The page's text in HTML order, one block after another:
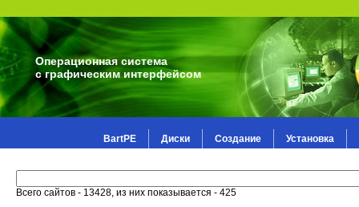
Операционная система
с графическим интерфейсом
BartPE Диски Создание Установка
Всего сайтов - 13428, из них показывается - 425